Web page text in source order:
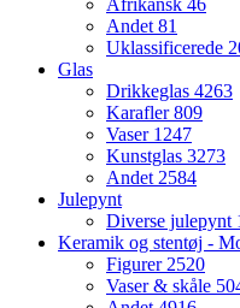
Andet 81
Uklassificerede
Glas
Drikkeglas 4263
Karafler809
Vaser 1247
Kunstglas 3273
Andet 2584
Julepynt
Diverse julepynt
Keramik og stentøj -
Figurer 2520
Vaser & skåle